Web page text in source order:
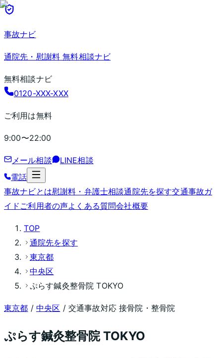
事故ナビ
通院先・慰謝料 無料相談ナビ
無料相談ナビ
0120-XXX-XXX
ご利用は無料
9:00〜22:00
メール相談
LINE相談
電話
事故ナビとは慰謝料・弁護士相談通院先を探す交通事故ガ
イド ご利用者の声よくある質問会社概要
TOP
通院先を探す
東京都
中央区
ぷらす鍼灸整骨院 TOKYO
東京都 / 中央区 / 交通事故対応 接骨院・整骨院
ぷらす鍼灸整骨院 TOKYO